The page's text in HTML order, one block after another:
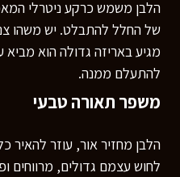
הלבן משמש כרקע ניטרלי
של החלל להתבלט. יש משהו
מגיע באריזה גדולה הוא
להתעלם ממנה.
משפר תאורה טבעי
הלבן מחזיר אור, עוזר להאיר
לחוש עצמם גדולים, מרווחים